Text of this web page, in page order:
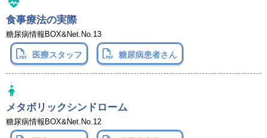
食事療法の実際
糖尿病情報BOX&Net.No.13
医療スタッフ 糖尿病患者さん
メタボリックシンドローム
糖尿病情報BOX&Net.No.12